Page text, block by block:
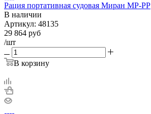
Рация портативная судовая Миран МР-РР
В наличии
Артикул: 48135
29 864 руб
/шт
В корзину